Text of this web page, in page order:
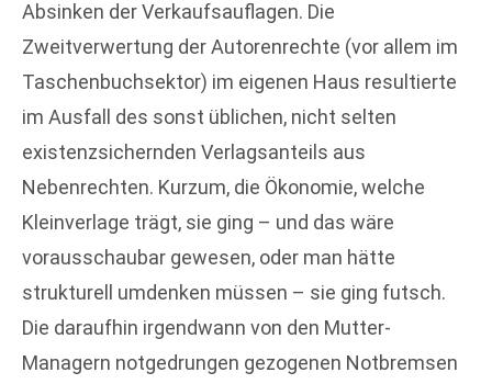
Absinken der Verkaufsauflagen. Die
Zweitverwertung der Autorenrechte (vor allem im
Taschenbuchsektor) im eigenen Haus resultierte
im Ausfall des sonst üblichen, nicht selten
existenzsichernden Verlagsanteils aus
Nebenrechten. Kurzum, die Ökonomie, welche
Kleinverlage trägt, sie ging – und das wäre
vorausschaubar gewesen, oder man hätte
strukturell umdenken müssen – sie ging futsch.
Die daraufhin irgendwann von den Mutter-
Managern notgedrungen gezogenen Notbremsen